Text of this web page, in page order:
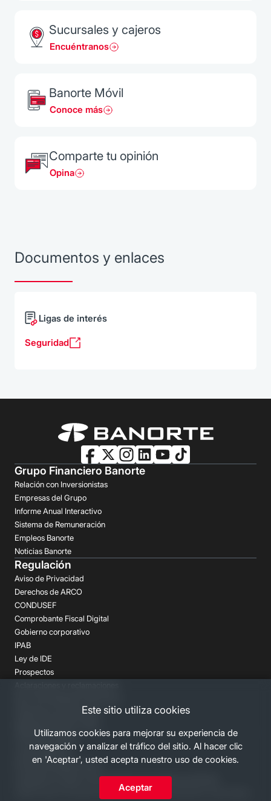
Este sitio utiliza cookies
Utilizamos cookies para mejorar su experiencia de
navegación y analizar el tráfico del sitio. Al hacer clic
en 'Aceptar', usted acepta nuestro uso de cookies.
Aceptar
Sucursales y cajeros
Encuéntranos
Banorte Móvil
Conoce más
Comparte tu opinión
Opina
Documentos y enlaces
Ligas de interés
Seguridad
Grupo Financiero Banorte
Relación con Inversionistas
Empresas del Grupo
Informe Anual Interactivo
Sistema de Remuneración
Empleos Banorte
Noticias Banorte
Regulación
Aviso de Privacidad
Derechos de ARCO
CONDUSEF
Comprobante Fiscal Digital
Gobierno corporativo
IPAB
Ley de IDE
Prospectos
Despachos de Cobranza
Términos Legales
Canales Banorte
Personas Desaparecidas
Consulta los costos y las comisiones de nuestros productos
2026 Grupo Financiero Banorte. Todos los derechos reservados.